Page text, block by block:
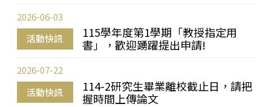
活動快訊
115學年度第1學期「教授指定用
書」，歡迎踴躍提出申請!
2026-06-03
活動快訊
114-2研究生畢業離校截止日，請把
握時間上傳論文
2026-07-22